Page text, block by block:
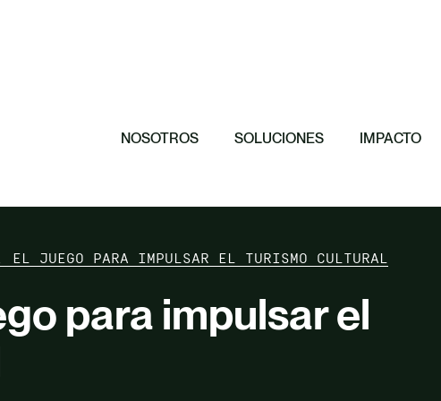
NOSOTROS SOLUCIONES IMPACTO
EL JUEGO PARA IMPULSAR EL TURISMO CULTURAL
para impulsar el